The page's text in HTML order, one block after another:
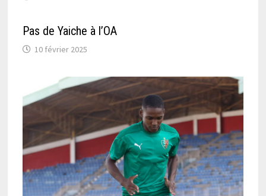
Pas de Yaiche à l’OA
10 février 2025